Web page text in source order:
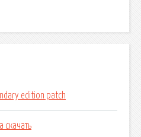
edition patch
скачать